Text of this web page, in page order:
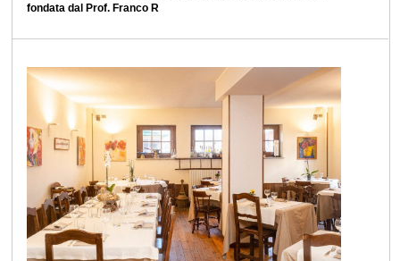
fondata dal Prof. Franco R